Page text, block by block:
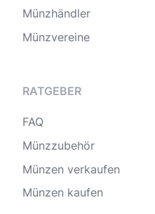
Münzhändler
Münzvereine
RATGEBER
FAQ
Münzzubehör
Münzen verkaufen
Münzen kaufen